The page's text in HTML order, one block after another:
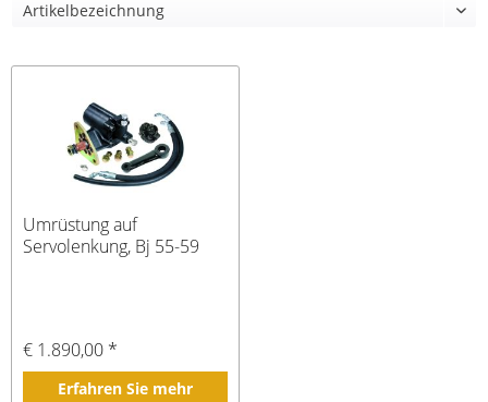
Umrüstung auf
Servolenkung, Bj 55-59
€ 1.890,00 *
Erfahren Sie mehr